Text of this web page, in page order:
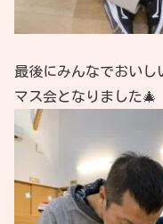
最後にみんなでおいし
マス会となりました🎄